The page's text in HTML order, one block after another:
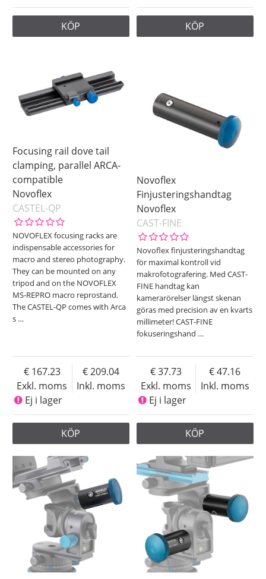
KÖP KÖP
Focusing rail dove tail
clamping, parallel ARCA-
compatible
Novoflex
CASTEL-QP
NOVOFLEX focusing racks are
indispensable accessories for
macro and stereo photography.
They can be mounted on any
tripod and on the NOVOFLEX
MS-REPRO macro reprostand.
The CASTEL-QP comes with Arca
s …
Exkl. moms
167.23
Inkl. moms
209.04
Ej i lager
KÖP
Novoflex
Finjusteringshandtag
Novoflex
CAST-FINE
Novoflex finjusteringshandtag
för maximal kontroll vid
makrofotografering. Med CAST-
FINE handtag kan
kamerarörelser längst skenan
göras med precision av en kvarts
millimeter! CAST-FINE
fokuseringshand …
Exkl. moms
37.73
Inkl. moms
47.16
Ej i lager
KÖP